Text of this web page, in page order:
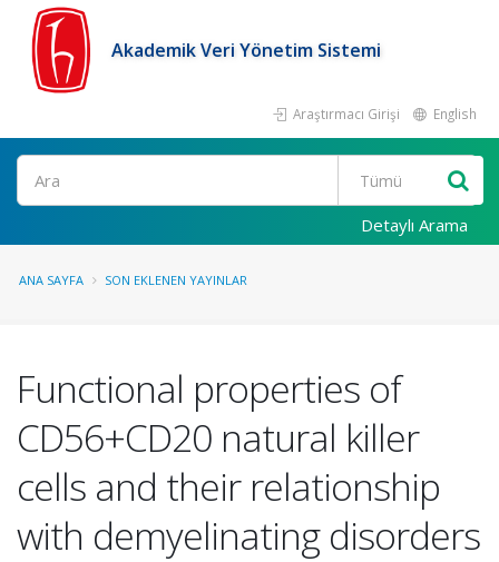
Akademik Veri Yönetim Sistemi
Araştırmacı Girişi English
Ara
Detaylı Arama
ANA SAYFA SON EKLENEN YAYINLAR
Functional properties of
CD56+CD20 natural killer
cells and their relationship
with demyelinating disorders